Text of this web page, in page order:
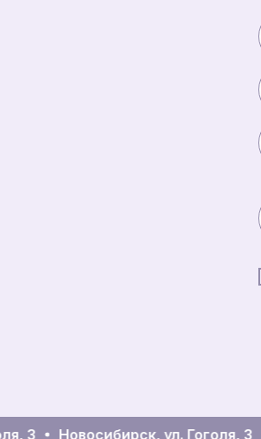
3 Новосибирск, ул. Гоголя, 3